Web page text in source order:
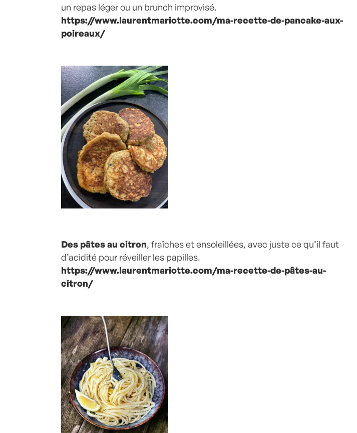
un repas léger ou un brunch improvisé.
https://www.laurentmariotte.com/ma-recette-de-pancake-aux-
poireaux/
Des pâtes au citron, fraîches et ensoleillées, avec juste ce qu’il faut
d’acidité pour réveiller les papilles.
https://www.laurentmariotte.com/ma-recette-de-pâtes-au-
citron/